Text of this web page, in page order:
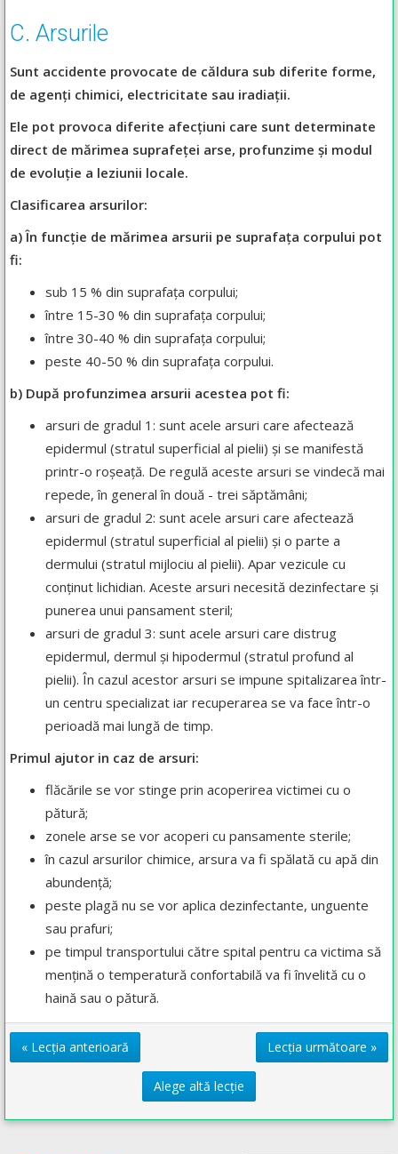
C. Arsurile
Sunt accidente provocate de căldura sub diferite forme,
de agenți chimici, electricitate sau iradiații.
Ele pot provoca diferite afecțiuni care sunt determinate
direct de mărimea suprafeței arse, profunzime și modul
de evoluție a leziunii locale.
Clasificarea arsurilor:
a) În funcție de mărimea arsurii pe suprafața corpului pot
fi:
sub 15 % din suprafața corpului;
între 15-30 % din suprafața corpului;
între 30-40 % din suprafața corpului;
peste 40-50 % din suprafața corpului.
b) După profunzimea arsurii acestea pot fi:
arsuri de gradul 1: sunt acele arsuri care afectează
epidermul (stratul superficial al pielii) și se manifestă
printr-o roșeață. De regulă aceste arsuri se vindecă mai
repede, în general în două - trei săptămâni;
arsuri de gradul 2: sunt acele arsuri care afectează
epidermul (stratul superficial al pielii) și o parte a
dermului (stratul mijlociu al pielii). Apar vezicule cu
conținut lichidian. Aceste arsuri necesită dezinfectare și
punerea unui pansament steril;
arsuri de gradul 3: sunt acele arsuri care distrug
epidermul, dermul și hipodermul (stratul profund al
pielii). În cazul acestor arsuri se impune spitalizarea într-
un centru specializat iar recuperarea se va face într-o
perioadă mai lungă de timp.
Primul ajutor in caz de arsuri:
flăcările se vor stinge prin acoperirea victimei cu o
pătură;
zonele arse se vor acoperi cu pansamente sterile;
în cazul arsurilor chimice, arsura va fi spălată cu apă din
abundență;
peste plagă nu se vor aplica dezinfectante, unguente
sau prafuri;
pe timpul transportului către spital pentru ca victima să
mențină o temperatură confortabilă va fi învelită cu o
haină sau o pătură.
« Lecția anterioară Lecția următoare »
Alege altă lecție